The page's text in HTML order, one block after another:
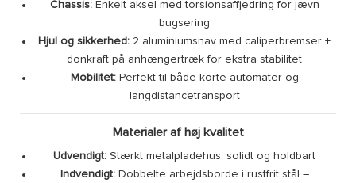
Chassis:Enkelt aksel med torsionsaffjedring for jævn
bugsering
Hjul og sikkerhed: 2 aluminiumsnav med caliperbremser +
donkraft på anhængertræk for ekstra stabilitet
Mobilitet:Perfekt til både korte automater og
langdistancetransport
Materialer af høj kvalitet
Udvendigt: Stærkt metalpladehus, solidt og holdbart
Indvendigt:Dobbelte arbejdsborde i rustfrit stål –